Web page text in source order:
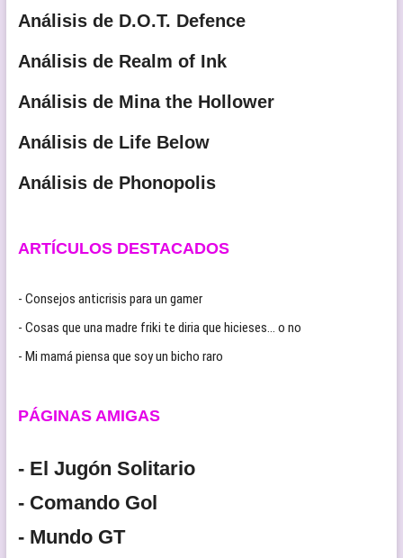
Análisis de D.O.T. Defence
Análisis de Realm of Ink
Análisis de Mina the Hollower
Análisis de Life Below
Análisis de Phonopolis
ARTÍCULOS DESTACADOS
- Consejos anticrisis para un gamer
- Cosas que una madre friki te diria que hicieses… o no
- Mi mamá piensa que soy un bicho raro
PÁGINAS AMIGAS
- El Jugón Solitario
- Comando Gol
- Mundo GT